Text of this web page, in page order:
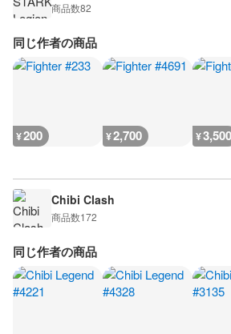
商品数82
同じ作者の商品
¥200 ¥2,700 ¥3,500
Chibi Clash
商品数172
同じ作者の商品